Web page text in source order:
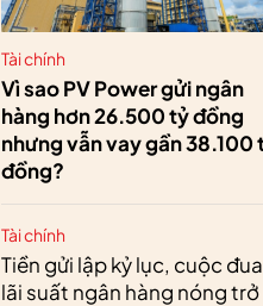
Tài chính
Vì sao PV Power gửi ngân
hàng hơn 26.500 tỷ đồng
nhưng vẫn vay gần 38.100
đồng?
Tài chính
Tiền gửi lập kỷ lục, cuộc đua
lãi suất ngân hàng nóng trở